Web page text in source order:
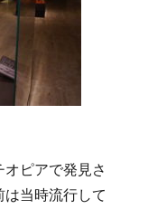
ピアで発見さ
当時流行して